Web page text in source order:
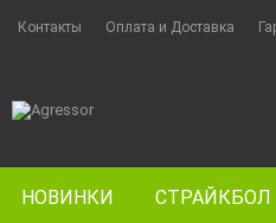
Контакты Оплата и Доставка
НОВИНКИ СТРАЙКБОЛ